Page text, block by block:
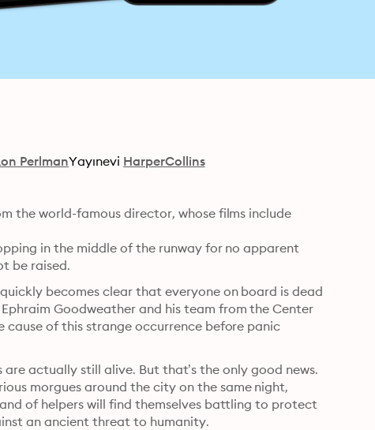
PerlmanYayınevi HarperCollins
the world-famous director, whose films include
in the middle of the runway for no apparent
be raised.
becomes clear that everyone on board is dead
Goodweather and his team from the Center
of this strange occurrence before panic
actually still alive. But that’s the only good news.
morgues around the city on the same night,
of helpers will find themselves battling to protect
an ancient threat to humanity.